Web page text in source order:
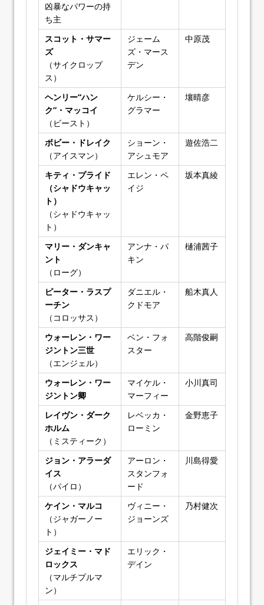
凶暴なパワーの持
ち主
スコット・サマー
ズ
（サイクロップ
ス）
ジェーム
ズ・マース
デン
中原茂
ヘンリー“ハン
ク”・マッコイ
（ビースト）
ケルシー・
グラマー
壤晴彦
ボビー・ドレイク
（アイスマン）
ショーン・
アシュモア
遊佐浩二
キティ・プライド
（シャドウキャッ
ト）
（シャドウキャッ
ト）
エレン・ペ
イジ
坂本真綾
マリー・ダンキャ
ント
（ローグ）
アンナ・パ
キン
樋浦茜子
ピーター・ラスプ
ーチン
（コロッサス）
ダニエル・
クドモア
船木真人
ウォーレン・ワー
ジントン三世
（エンジェル）
ベン・フォ
スター
高階俊嗣
ウォーレン・ワー
ジントン卿
マイケル・
マーフィー
小川真司
レイヴン・ダーク
ホルム
（ミスティーク）
レベッカ・
ローミン
金野恵子
ジョン・アラーダ
イス
（パイロ）
アーロン・
スタンフォ
ード
川島得愛
ケイン・マルコ
（ジャガーノー
ト）
ヴィニー・
ジョーンズ
乃村健次
ジェイミー・マド
ロックス
（マルチプルマ
ン）
エリック・
デイン